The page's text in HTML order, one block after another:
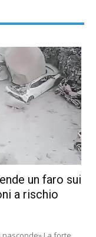
un faro sui
a rischio